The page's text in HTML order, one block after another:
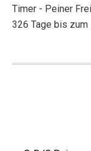
Timer - Peiner
326 Tage bis